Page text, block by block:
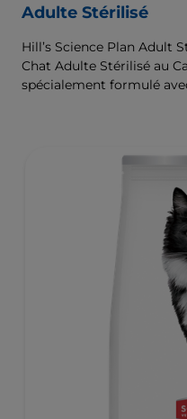
Adulte Stérilisé
Hill’s Science Plan Adult
Chat Adulte Stérilisé au
spécialement formulé
à rester en bonne santé.